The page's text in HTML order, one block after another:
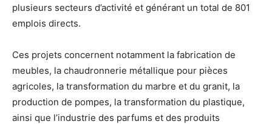
plusieurs secteurs d’activité et générant un total de 801
emplois directs.
Ces projets concernent notamment la fabrication de
meubles, la chaudronnerie métallique pour pièces
agricoles, la transformation du marbre et du granit, la
production de pompes, la transformation du plastique,
ainsi que l’industrie des parfums et des produits